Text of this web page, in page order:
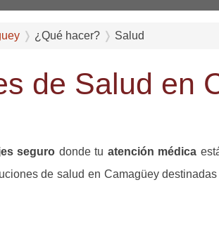
¿Qué hacer? Salud
de Salud en
seguro donde tu atención médica
de salud en Camagüey